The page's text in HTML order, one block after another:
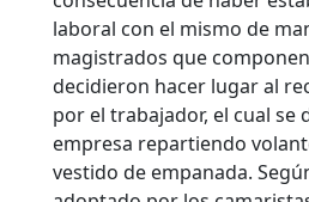
laboral con el mismo de
magistrados que componen
decidieron hacer lugar al
por el trabajador, el cual se
empresa repartiendo
vestido de empanada.